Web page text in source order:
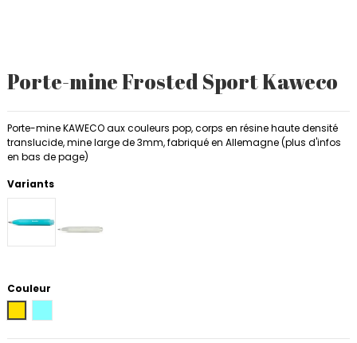
Porte-mine Frosted Sport Kaweco
Porte-mine KAWECO aux couleurs pop, corps en résine haute densité
translucide, mine large de 3mm, fabriqué en Allemagne (plus d'infos
en bas de page)
Variants
Couleur